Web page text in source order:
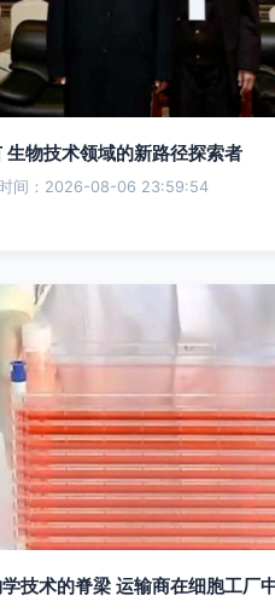
生物技术领域的新路径探索者
间：2026-08-06 23:59:54
技术的脊梁 运输商在细胞工厂